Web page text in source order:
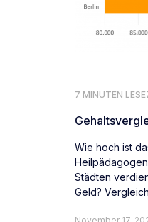
7 MINUTEN
Wie hoch ist
Städten
Geld?